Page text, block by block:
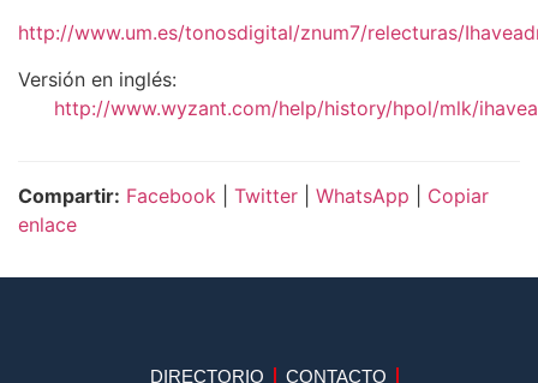
http://www.um.es/tonosdigital/znum7/relecturas/
Versión en inglés:
http://www.wyzant.com/help/history/hpol/mlk/
Compartir: Facebook Twitter WhatsApp
Copiar
enlace
DIRECTORIO CONTACTO